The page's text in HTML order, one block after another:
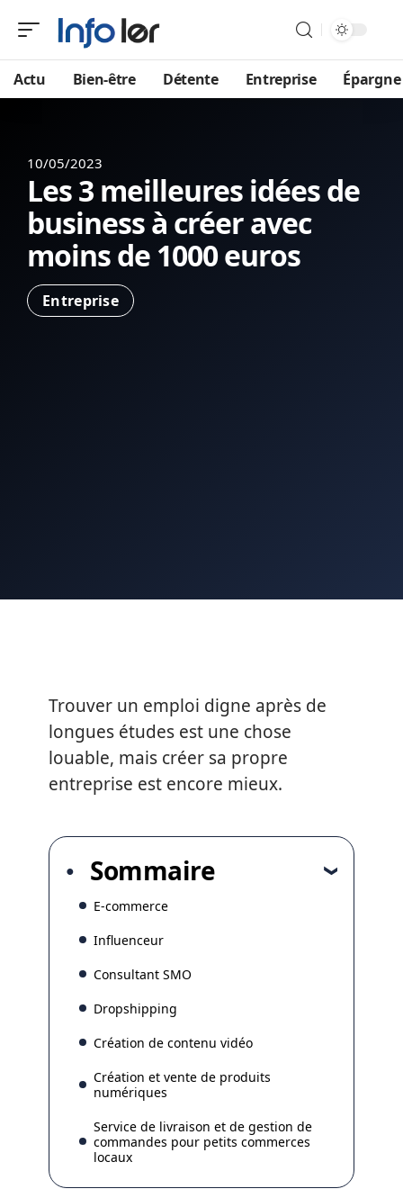
Actu Bien-être Détente Entreprise Épargne
10/05/2023
Les 3 meilleures idées de
business à créer avec
moins de 1000 euros
Entreprise
Trouver un emploi digne après de
longues études est une chose
louable, mais créer sa propre
entreprise est encore mieux.
Sommaire
E-commerce
Influenceur
Consultant SMO
Dropshipping
Création de contenu vidéo
Création et vente de produits
numériques
Service de livraison et de gestion de
commandes pour petits commerces
locaux